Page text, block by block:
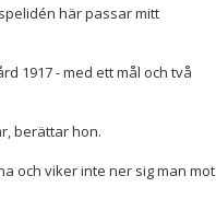
här passar mitt
1917 - med ett mål och två
berättar hon.
och viker inte ner sig man mot